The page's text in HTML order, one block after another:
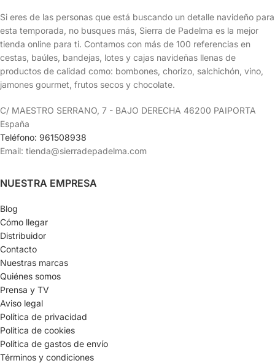
Si eres de las personas que está buscando un detalle navideño para
esta temporada, no busques más, Sierra de Padelma es la mejor
tienda online para ti. Contamos con más de 100 referencias en
cestas, baúles, bandejas, lotes y cajas navideñas llenas de
productos de calidad como: bombones, chorizo, salchichón, vino,
jamones gourmet, frutos secos y chocolate.
C/ MAESTRO SERRANO, 7 - BAJO DERECHA 46200 PAIPORTA
España
Teléfono: 961508938
Email: tienda@sierradepadelma.com
NUESTRA EMPRESA
Blog
Cómo llegar
Distribuidor
Contacto
Nuestras marcas
Quiénes somos
Prensa y TV
Aviso legal
Política de privacidad
Política de cookies
Política de gastos de envío
Términos y condiciones